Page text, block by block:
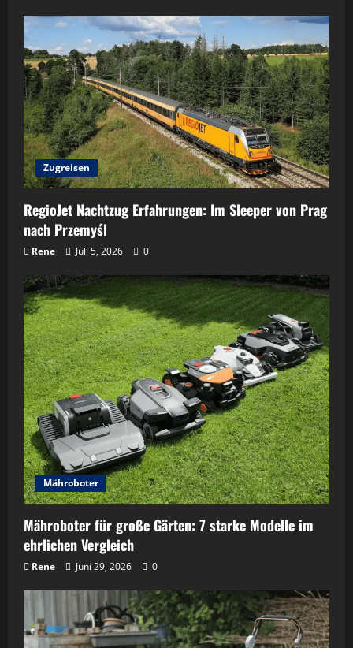
Zugreisen
RegioJet Nachtzug Erfahrungen: Im Sleeper von Prag
nach Przemyśl
Rene Juli 5, 2026 0
Mähroboter
Mähroboter für große Gärten: 7 starke Modelle im
ehrlichen Vergleich
Rene Juni 29, 2026 0